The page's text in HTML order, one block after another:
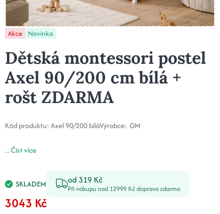
Akce Novinka
Dětská montessori postel
Axel 90/200 cm bílá +
rošt ZDARMA
Kód produktu:Axel 90/200 bíláVýrobce: GM
...Číst více
SKLADEM od 319 Kč
Při nákupu nad 12999 Kč doprava zdarma
3043 Kč